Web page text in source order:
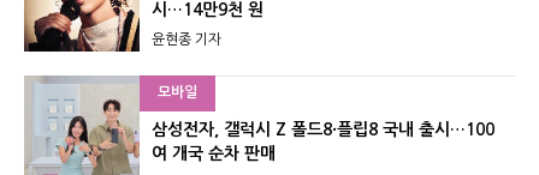
시…14만9천 원
윤현종 기자
모바일
삼성전자, 갤럭시 Z 폴드8·플립8 국내 출시…100
여 개국 순차 판매